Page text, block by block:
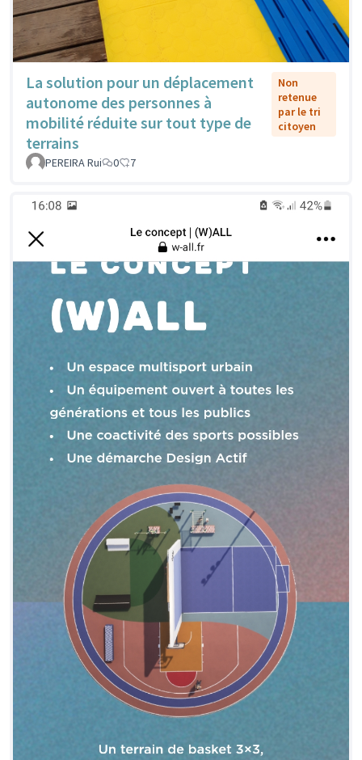
La solution pour un déplacement
autonome des personnes à
mobilité réduite sur tout type de
terrains
Non
retenue
par le tri
citoyen
PEREIRA Rui 0 7